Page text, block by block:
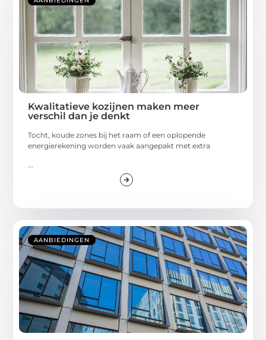
Kwalitatieve kozijnen maken meer
verschil dan je denkt
Tocht, koude zones bij het raam of een oplopende
energierekening worden vaak aangepakt met extra
...
AANBIEDINGEN